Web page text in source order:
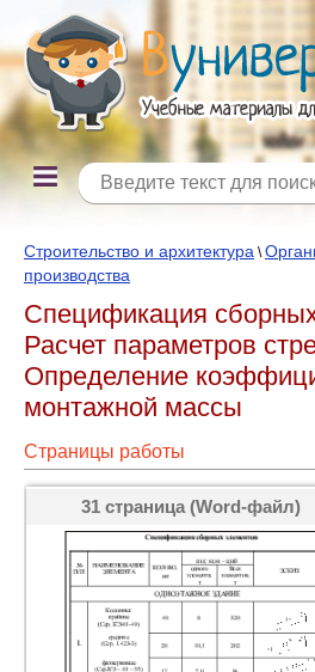
Строительство и архитектура \
производства
Спецификация
Расчет параметров
Определение
монтажной массы
Страницы работы
31 страница (Word-файл)